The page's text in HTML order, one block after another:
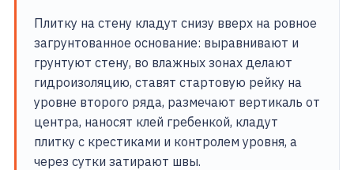
Плитку на стену кладут снизу вверх на ровное
загрунтованное основание: выравнивают и
грунтуют стену, во влажных зонах делают
гидроизоляцию, ставят стартовую рейку на
уровне второго ряда, размечают вертикаль от
центра, наносят клей гребенкой, кладут
плитку с крестиками и контролем уровня, а
через сутки затирают швы.